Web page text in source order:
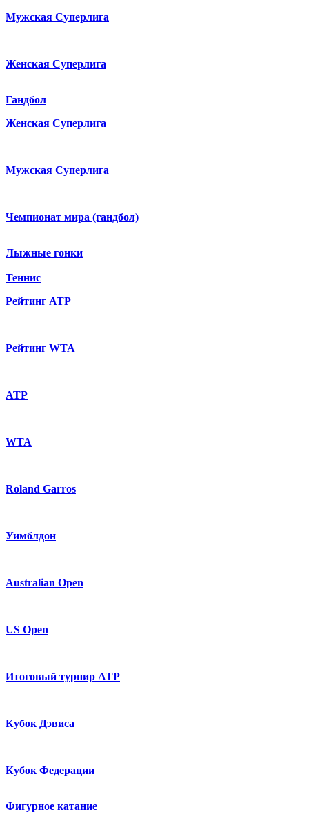
Мужская Суперлига
Женская Суперлига
Гандбол
Женская Суперлига
Мужская Суперлига
Чемпионат мира (гандбол)
Лыжные гонки
Теннис
Рейтинг ATP
Рейтинг WTA
ATP
WTA
Roland Garros
Уимблдон
Australian Open
US Open
Итоговый турнир ATP
Кубок Дэвиса
Кубок Федерации
Фигурное катание